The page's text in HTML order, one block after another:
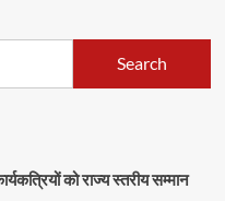
Search
को राज्य स्तरीय सम्मान